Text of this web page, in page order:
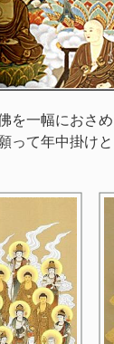
を一幅におさ
って年中掛け